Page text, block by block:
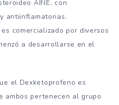
AINE, con
antiinflamatorias.
comercializado por diversos
a desarrollarse en el
el Dexketoprofeno es
ambos pertenecen al grupo